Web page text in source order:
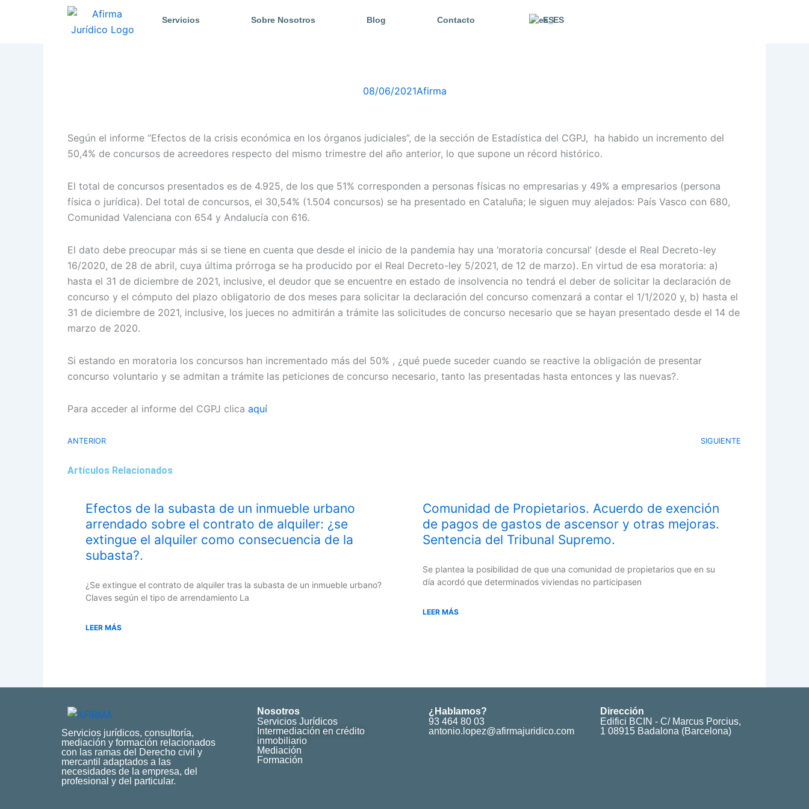
Servicios Sobre Nosotros Blog Contacto ES
08/06/2021Afirma
Según el informe “Efectos de la crisis económica en los órganos judiciales”, de la sección de Estadística del CGPJ, ha habido un incremento del
50,4% de concursos de acreedores respecto del mismo trimestre del año anterior, lo que supone un récord histórico.
El total de concursos presentados es de 4.925, de los que 51% corresponden a personas físicas no empresarias y 49% a empresarios (persona
física o jurídica). Del total de concursos, el 30,54% (1.504 concursos) se ha presentado en Cataluña; le siguen muy alejados: País Vasco con 680,
Comunidad Valenciana con 654 y Andalucía con 616.
El dato debe preocupar más si se tiene en cuenta que desde el inicio de la pandemia hay una ‘moratoria concursal’ (desde el Real Decreto-ley
16/2020, de 28 de abril, cuya última prórroga se ha producido por el Real Decreto-ley 5/2021, de 12 de marzo). En virtud de esa moratoria: a)
hasta el 31 de diciembre de 2021, inclusive, el deudor que se encuentre en estado de insolvencia no tendrá el deber de solicitar la declaración de
concurso y el cómputo del plazo obligatorio de dos meses para solicitar la declaración del concurso comenzará a contar el 1/1/2020 y, b) hasta el
31 de diciembre de 2021, inclusive, los jueces no admitirán a trámite las solicitudes de concurso necesario que se hayan presentado desde el 14 de
marzo de 2020.
Si estando en moratoria los concursos han incrementado más del 50% , ¿qué puede suceder cuando se reactive la obligación de presentar
concurso voluntario y se admitan a trámite las peticiones de concurso necesario, tanto las presentadas hasta entonces y las nuevas?.
Para acceder al informe del CGPJ clica aquí
ANTERIOR SIGUIENTE
Artículos Relacionados
Efectos de la subasta de un inmueble urbano
arrendado sobre el contrato de alquiler: ¿se
extingue el alquiler como consecuencia de la
subasta?.
¿Se extingue el contrato de alquiler tras la subasta de un inmueble urbano?
Claves según el tipo de arrendamiento La
LEER MÁS
Comunidad de Propietarios. Acuerdo de exención
de pagos de gastos de ascensor y otras mejoras.
Sentencia del Tribunal Supremo.
Se plantea la posibilidad de que una comunidad de propietarios que en su
día acordó que determinados viviendas no participasen
LEER MÁS
Servicios jurídicos, consultoría,
mediación y formación relacionados
con las ramas del Derecho civil y
mercantil adaptados a las
necesidades de la empresa, del
profesional y del particular.
Nosotros
Servicios Jurídicos
Intermediación en crédito
inmobiliario
Mediación
Formación
¿Hablamos?
93 464 80 03
antonio.lopez@afirmajuridico.com
Dirección
Edifici BCIN - C/ Marcus Porcius,
1 08915 Badalona (Barcelona)